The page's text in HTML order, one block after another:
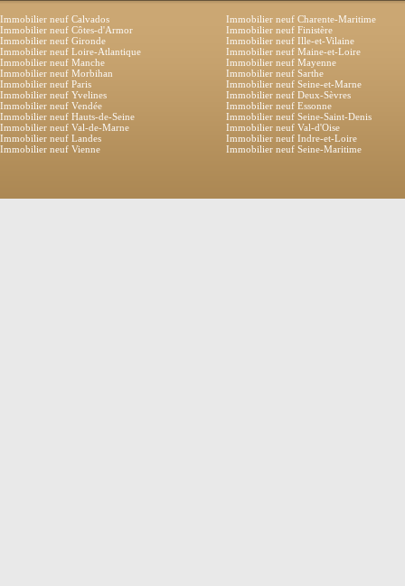
Immobilier neuf Calvados
Immobilier neuf Charente-Maritime
Immobilier neuf Côtes-d'Armor
Immobilier neuf Finistère
Immobilier neuf Gironde
Immobilier neuf Ille-et-Vilaine
Immobilier neuf Loire-Atlantique
Immobilier neuf Maine-et-Loire
Immobilier neuf Manche
Immobilier neuf Mayenne
Immobilier neuf Morbihan
Immobilier neuf Sarthe
Immobilier neuf Paris
Immobilier neuf Seine-et-Marne
Immobilier neuf Yvelines
Immobilier neuf Deux-Sèvres
Immobilier neuf Vendée
Immobilier neuf Essonne
Immobilier neuf Hauts-de-Seine
Immobilier neuf Seine-Saint-Denis
Immobilier neuf Val-de-Marne
Immobilier neuf Val-d'Oise
Immobilier neuf Landes
Immobilier neuf Indre-et-Loire
Immobilier neuf Vienne
Immobilier neuf Seine-Maritime